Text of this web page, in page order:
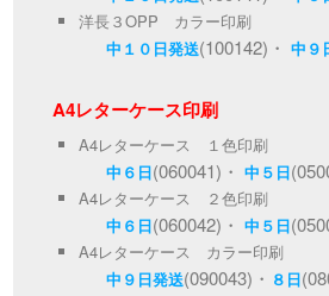
洋長３OPP カラー印刷
中１０日発送(100142)・ 中９
A4レターケース印刷
A4レターケース １色印刷
中６日(060041)・ 中５日
A4レターケース ２色印刷
中６日(060042)・ 中５日
A4レターケース カラー印刷
中９日発送(090043)・ ８日